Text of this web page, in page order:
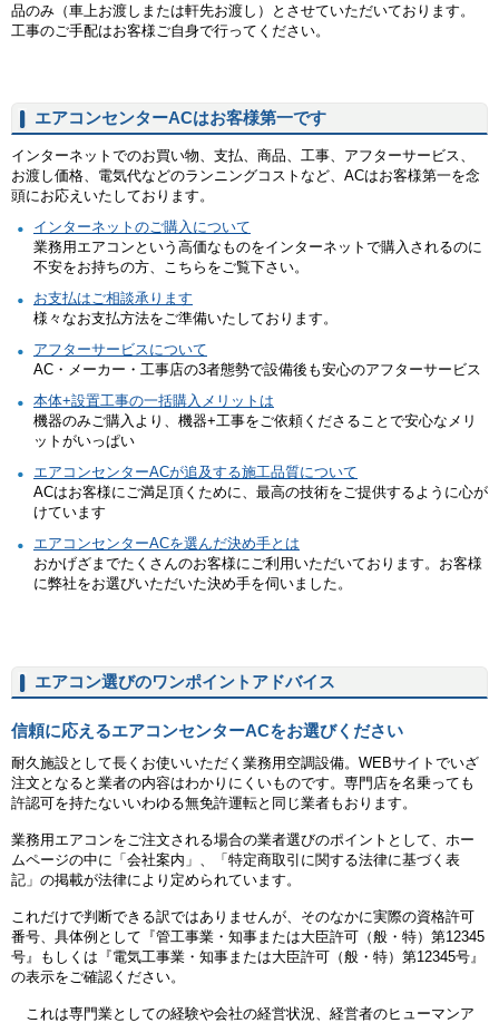
品のみ（車上お渡しまたは軒先お渡し）とさせていただいております。
工事のご手配はお客様ご自身で行ってください。
エアコンセンターACはお客様第一です
インターネットでのお買い物、支払、商品、工事、アフターサービス、
お渡し価格、電気代などのランニングコストなど、ACはお客様第一を念
頭にお応えいたしております。
インターネットのご購入について
業務用エアコンという高価なものをインターネットで購入されるのに
不安をお持ちの方、こちらをご覧下さい。
お支払はご相談承ります
様々なお支払方法をご準備いたしております。
アフターサービスについて
AC・メーカー・工事店の3者態勢で設備後も安心のアフターサービス
本体+設置工事の一括購入メリットは
機器のみご購入より、機器+工事をご依頼くださることで安心なメリ
ットがいっぱい
エアコンセンターACが追及する施工品質について
ACはお客様にご満足頂くために、最高の技術をご提供するように心が
けています
エアコンセンターACを選んだ決め手とは
おかげざまでたくさんのお客様にご利用いただいております。お客様
に弊社をお選びいただいた決め手を伺いました。
エアコン選びのワンポイントアドバイス
信頼に応えるエアコンセンターACをお選びください
耐久施設として長くお使いいただく業務用空調設備。WEBサイトでいざ
注文となると業者の内容はわかりにくいものです。専門店を名乗っても
許認可を持たないいわゆる無免許運転と同じ業者もおります。
業務用エアコンをご注文される場合の業者選びのポイントとして、ホー
ムページの中に「会社案内」、「特定商取引に関する法律に基づく表
記」の掲載が法律により定められています。
これだけで判断できる訳ではありませんが、そのなかに実際の資格許可
番号、具体例として『管工事業・知事または大臣許可（般・特）第12345
号』もしくは『電気工事業・知事または大臣許可（般・特）第12345号』
の表示をご確認ください。
これは専門業としての経験や会社の経営状況、経営者のヒューマンア